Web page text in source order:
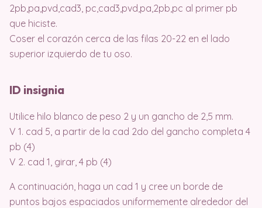
2pb,pa,pvd,cad3, pc,cad3,pvd,pa,2pb,pc al primer pb
que hiciste.
Coser el corazón cerca de las filas 20-22 en el lado
superior izquierdo de tu oso.
ID insignia
Utilice hilo blanco de peso 2 y un gancho de 2,5 mm.
V 1. cad 5, a partir de la cad 2do del gancho completa 4
pb (4)
V 2. cad 1, girar, 4 pb (4)
A continuación, haga un cad 1 y cree un borde de
puntos bajos espaciados uniformemente alrededor del